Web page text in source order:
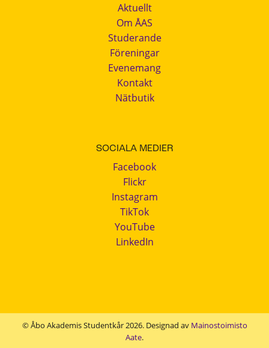
Aktuellt
Om ÅAS
Studerande
Föreningar
Evenemang
Kontakt
Nätbutik
SOCIALA MEDIER
Facebook
Flickr
Instagram
TikTok
YouTube
LinkedIn
© Åbo Akademis Studentkår 2026. Designad av Mainostoimisto
Aate.